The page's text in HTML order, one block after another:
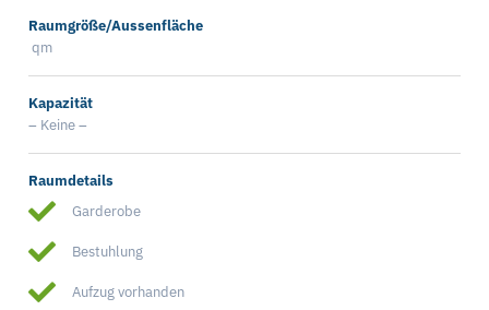
Raumgröße/Aussenfläche
qm
Kapazität
– Keine –
Raumdetails
Garderobe
Bestuhlung
Aufzug vorhanden